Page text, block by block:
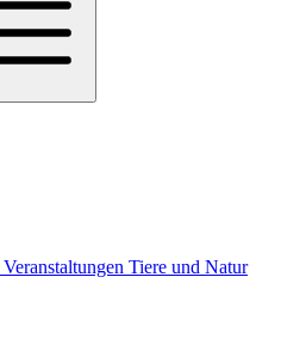
Veranstaltungen Tiere und Natur